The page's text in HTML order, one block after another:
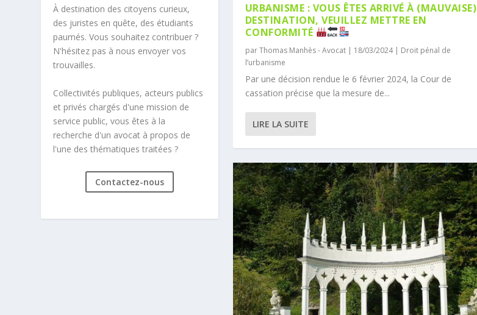
URBANISME : VOUS ÊTES ARRIVÉ À (MAUVAISE)
DESTINATION, VEUILLEZ METTRE EN
CONFORMITÉ
parThomas Manhès - Avocat| 18/03/2024| Droit pénal de
l’urbanisme
Par une décision rendue le 6 février 2024, la Cour de
cassation précise que la mesure de...
LIRE LA SUITE
À destination des citoyens curieux,
des juristes en quête, des étudiants
paumés. Vous souhaitez contribuer ?
N'hésitez pas à nous envoyer vos
trouvailles.
Collectivités publiques, acteurs publics
et privés chargés d'une mission de
service public, vous êtes à la
recherche d'un avocat à propos de
l'une des thématiques traitées ?
Contactez-nous